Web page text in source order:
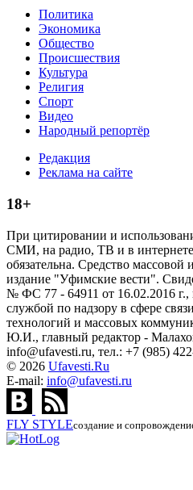
Политика
Экономика
Общество
Происшествия
Культура
Религия
Спорт
Видео
Народный репортёр
Редакция
Реклама на сайте
18+
При цитировании и
СМИ, на радио, ТВ и в
обязательна. Средство массовой
издание "Уфимские вести".
№ ФС 77 - 64911 от 16.02.2016
службой по надзору в сфере
технологий и массовых
Ю.И., главный редактор -
info@ufavesti.ru, тел.: +7 (985)
© 2026 Ufavesti.Ru
E-mail: info@ufavesti.ru
FLY STYLEсоздание и